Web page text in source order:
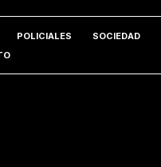
POLICIALES SOCIEDAD